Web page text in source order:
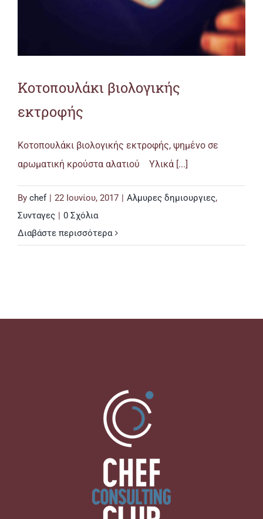
Κοτοπουλάκι βιολογικής
εκτροφής
Κοτοπουλάκι βιολογικής εκτροφής, ψημένο σε
αρωματική κρούστα αλατιού Υλικά [...]
By chef | 22 Ιουνίου, 2017 | Αλμυρες δημιουργιες,
Συνταγες | 0 Σχόλια
Διαβάστε περισσότερα